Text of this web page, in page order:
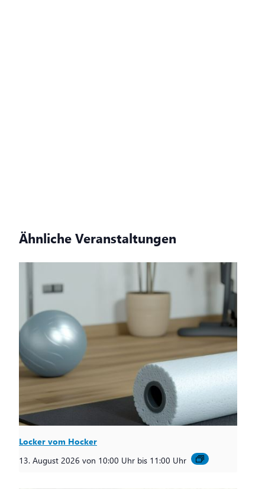
Ähnliche Veranstaltungen
Locker vom Hocker
13. August 2026 von 10:00 Uhr bis 11:00 Uhr